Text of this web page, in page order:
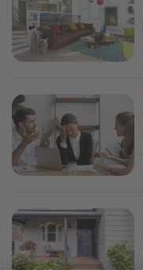
Image
Image